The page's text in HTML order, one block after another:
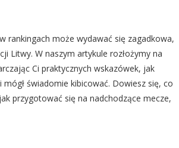
rankingach może wydawać się zagadkowa,
Litwy. W naszym artykule rozłożymy na
Ci praktycznych wskazówek, jak
świadomie kibicować. Dowiesz się, co
przygotować się na nadchodzące mecze,